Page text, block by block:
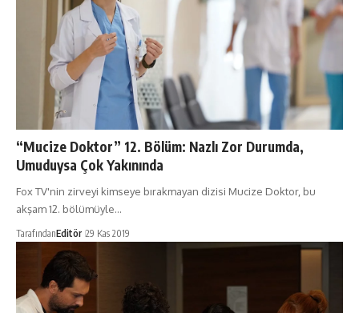
“Mucize Doktor” 12. Bölüm: Nazlı Zor Durumda,
Umuduysa Çok Yakınında
Fox TV'nin zirveyi kimseye bırakmayan dizisi Mucize Doktor, bu
akşam 12. bölümüyle…
TarafındanEditör 29 Kas 2019